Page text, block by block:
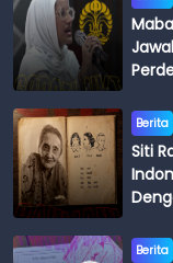
Berita
Siti
Berita